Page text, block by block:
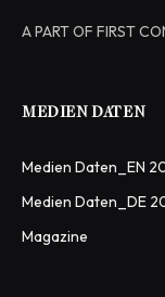
A PART OF FIRST
MEDIEN DATEN
Medien Daten_EN
Medien Daten_DE
Magazine